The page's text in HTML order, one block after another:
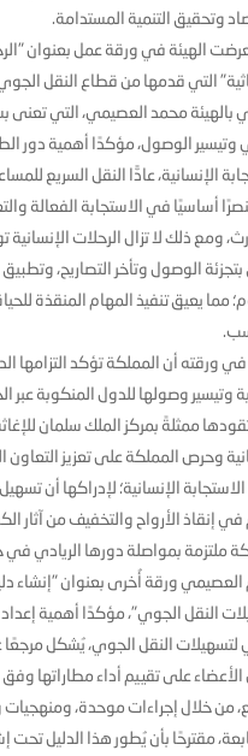
وتحقيق التنمية المستدامة.
الهيئة في ورقة عمل بعنوان
التي قدمها من قطاع النقل
بالهيئة محمد العصيمي، التي تعنى
وتيسير الوصول، مؤكدًا أهمية دور
الإنسانية، عادًّا النقل السريع
أساسيًا في الاستجابة الفعالة
ومع ذلك لا تزال الرحلات الإنسانية
الوصول وتأخر التصاريح،
مما يعيق تنفيذ المهام المنقذة
في ورقته أن المملكة تؤكد التزامها
وتيسير وصولها للدول المنكوبة عبر
ممثلةً بمركز الملك سلمان
وحرص المملكة على تعزيز
الإنسانية؛ لإدراكها أن
إنقاذ الأرواح والتخفيف من آثار
ملتزمة بمواصلة دورها الريادي في
ورقة أُخرى بعنوان "إنشاء
النقل الجوي"، مؤكدًا أهمية
النقل الجوي، يُشكل مرجعًا
الأعضاء على تقييم أداء مطاراتها وفق
من خلال إجراءات موحدة،
مقترحًا بأن يُطور هذا الدليل تحت